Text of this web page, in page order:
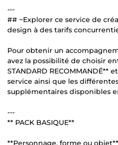
---
## ~Explorer ce service de
design à des tarifs
Pour obtenir un
avez la possibilité de choisir
STANDARD RECOMMANDÉ**
service ainsi que les
supplémentaires disponibles
---
** PACK BASIQUE**
**Personnage, forme ou objet**